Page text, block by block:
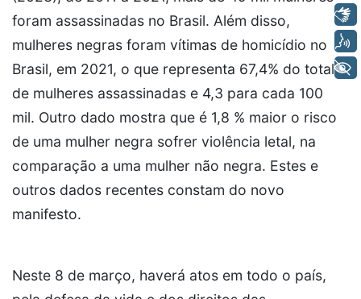
foram assassinadas no Brasil. Além disso,
mulheres negras foram vítimas de homicídio no
Brasil, em 2021, o que representa 67,4% do total
de mulheres assassinadas e 4,3 para cada 100
mil. Outro dado mostra que é 1,8 % maior o risco
de uma mulher negra sofrer violência letal, na
comparação a uma mulher não negra. Estes e
outros dados recentes constam do novo
manifesto.
Neste 8 de março, haverá atos em todo o país,
Libras
Voz
+ Acessibilidade